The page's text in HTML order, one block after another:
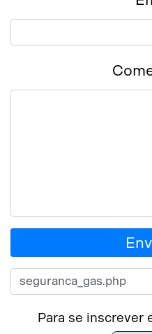
Para se inscrever